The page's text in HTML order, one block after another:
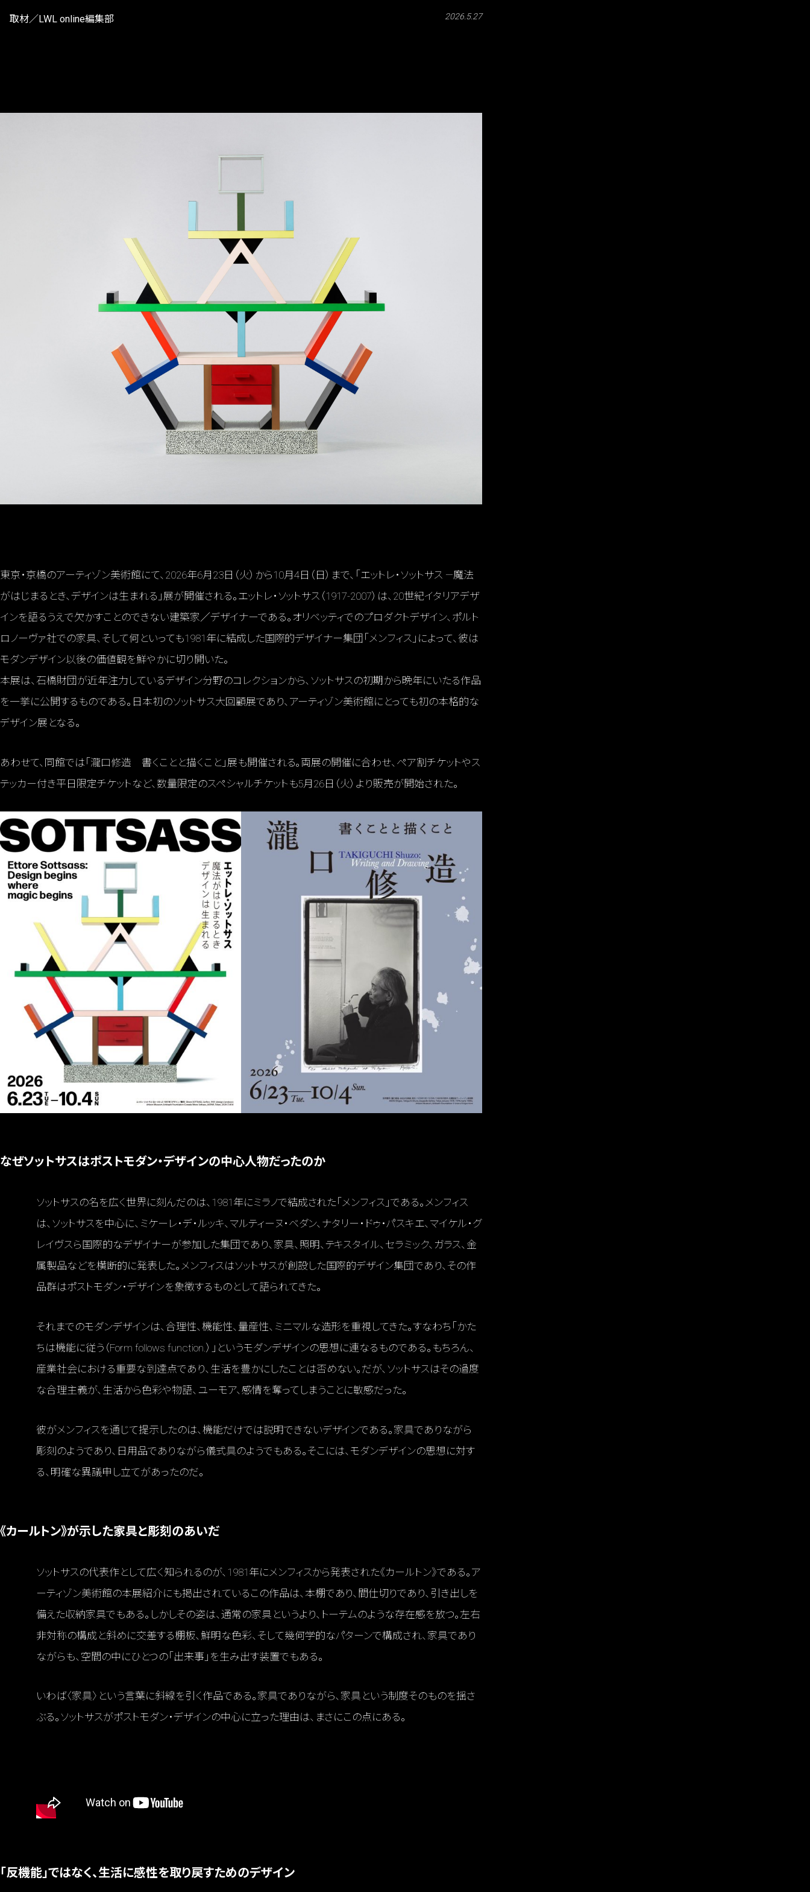
取材／LWL online編集部 2026.5.27
東京・京橋のアーティゾン美術館にて、2026年6月23日（火）から10月4日（日）まで、「エットレ・ソットサス —魔法
がはじまるとき、デザインは生まれる」展が開催される。エットレ・ソットサス（1917-2007）は、20世紀イタリアデザ
インを語るうえで欠かすことのできない建築家／デザイナーである。オリベッティでのプロダクトデザイン、ポルト
ロノーヴァ社での家具、そして何といっても1981年に結成した国際的デザイナー集団「メンフィス」によって、彼は
モダンデザイン以後の価値観を鮮やかに切り開いた。
本展は、石橋財団が近年注力しているデザイン分野のコレクションから、ソットサスの初期から晩年にいたる作品
を一挙に公開するものである。日本初のソットサス大回顧展であり、アーティゾン美術館にとっても初の本格的な
デザイン展となる。
あわせて、同館では「瀧口修造 書くことと描くこと」展も開催される。両展の開催に合わせ、ペア割チケットやス
テッカー付き平日限定チケットなど、数量限定のスペシャルチケットも5月26日（火）より販売が開始された。
なぜソットサスはポストモダン・デザインの中心人物だったのか
ソットサスの名を広く世界に刻んだのは、1981年にミラノで結成された「メンフィス」である。メンフィス
は、ソットサスを中心に、ミケーレ・デ・ルッキ、マルティーヌ・ベダン、ナタリー・ドゥ・パスキエ、マイケル・グ
レイヴスら国際的なデザイナーが参加した集団であり、家具、照明、テキスタイル、セラミック、ガラス、金
属製品などを横断的に発表した。メンフィスはソットサスが創設した国際的デザイン集団であり、その作
品群はポストモダン・デザインを象徴するものとして語られてきた。
それまでのモダンデザインは、合理性、機能性、量産性、ミニマルな造形を重視してきた。すなわち「かた
ちは機能に従う（Form follows function.）」というモダンデザインの思想に連なるものである。もちろん、
産業社会における重要な到達点であり、生活を豊かにしたことは否めない。だが、ソットサスはその過度
な合理主義が、生活から色彩や物語、ユーモア、感情を奪ってしまうことに敏感だった。
彼がメンフィスを通じて提示したのは、機能だけでは説明できないデザインである。家具でありながら
彫刻のようであり、日用品でありながら儀式具のようでもある。そこには、モダンデザインの思想に対す
る、明確な異議申し立てがあったのだ。
《カールトン》が示した家具と彫刻のあいだ
ソットサスの代表作として広く知られるのが、1981年にメンフィスから発表された《カールトン》である。ア
ーティゾン美術館の本展紹介にも掲出されているこの作品は、本棚であり、間仕切りであり、引き出しを
備えた収納家具でもある。しかしその姿は、通常の家具というより、トーテムのような存在感を放つ。左右
非対称の構成と斜めに交差する棚板、鮮明な色彩、そして幾何学的なパターンで構成され、家具であり
ながらも、空間の中にひとつの「出来事」を生み出す装置でもある。
いわば〈家具〉という言葉に斜線を引く作品である。家具でありながら、家具という制度そのものを揺さ
ぶる。ソットサスがポストモダン・デザインの中心に立った理由は、まさにこの点にある。
「反機能」ではなく、生活に感性を取り戻すためのデザイン